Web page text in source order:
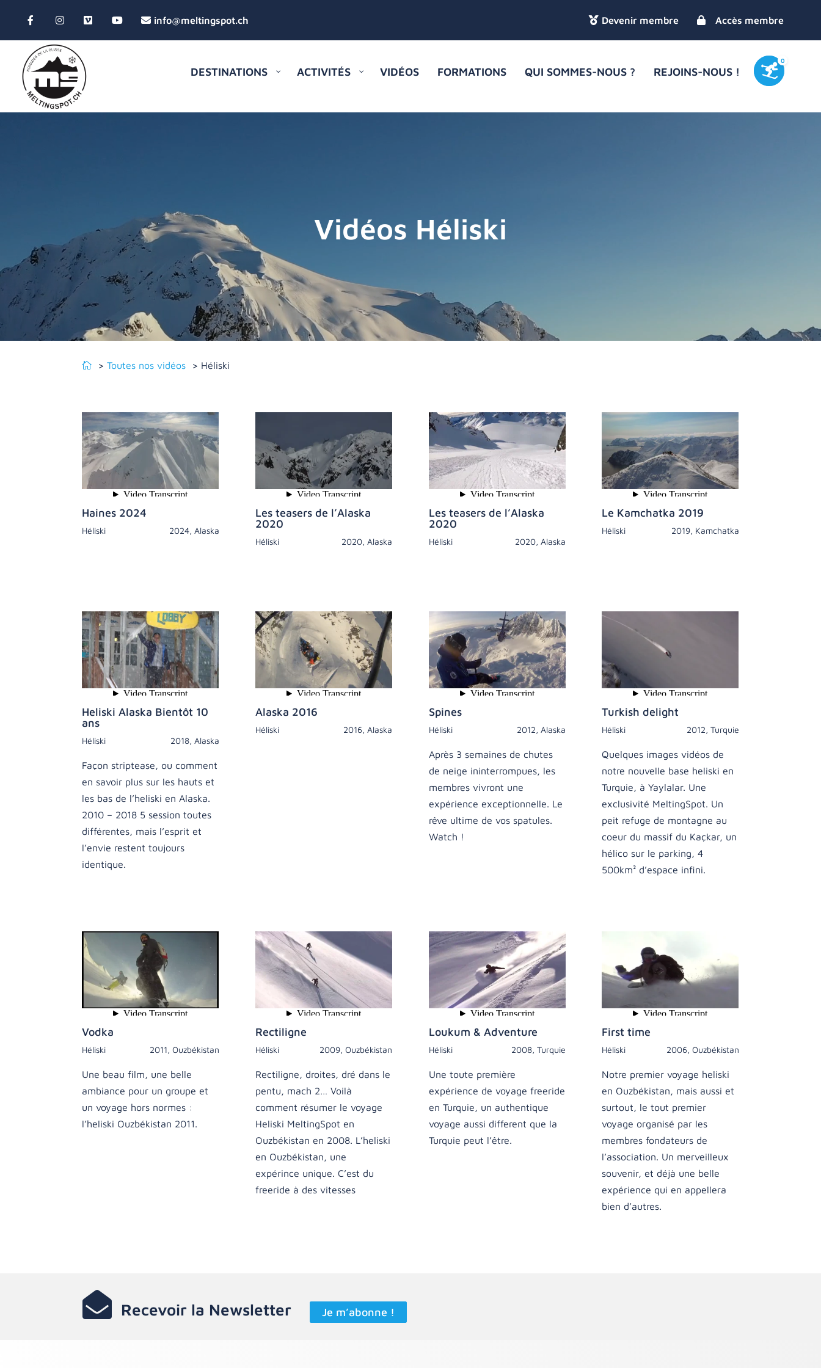
Accès membre
DESTINATIONS ACTIVITÉS VIDÉOS FORMATIONS QUI SOMMES-NOUS ? REJOINS-NOUS !
0
Vidéos Héliski
Toutes nos vidéos Héliski
Haines 2024
Héliski 2024, Alaska
Les teasers de l’Alaska
2020
Héliski 2020,Alaska
Les teasers de l’Alaska
2020
Héliski 2020, Alaska
Le Kamchatka 2019
Héliski 2019, Kamchatka
Heliski Alaska Bientôt 10
ans
Héliski 2018, Alaska
Façon striptease, ou comment
en savoir plus sur les hauts et
les bas de l’heliski en Alaska.
2010 – 2018 5 session toutes
différentes, mais l’esprit et
l’envie restent toujours
identique.
Alaska 2016
Héliski 2016,Alaska
Spines
Héliski 2012, Alaska
Après 3 semaines de chutes
de neige ininterrompues, les
membres vivront une
expérience exceptionnelle. Le
rêve ultime de vos spatules.
Watch !
Turkish delight
Héliski 2012, Turquie
Quelques images vidéos de
notre nouvelle base heliski en
Turquie, à Yaylalar. Une
exclusivité MeltingSpot. Un
peit refuge de montagne au
coeur du massif du Kaçkar, un
hélico sur le parking, 4
500km² d’espace infini.
Vodka
Héliski 2011, Ouzbékistan
Une beau film, une belle
ambiance pour un groupe et
un voyage hors normes :
l’heliski Ouzbékistan 2011.
Rectiligne
Héliski 2009,Ouzbékistan
Rectiligne, droites, dré dans le
pentu, mach 2… Voilà
comment résumer le voyage
Heliski MeltingSpot en
Ouzbékistan en 2008. L’heliski
en Ouzbékistan, une
expérince unique. C’est du
freeride à des vitesses
Loukum & Adventure
Héliski 2008, Turquie
Une toute première
expérience de voyage freeride
en Turquie, un authentique
voyage aussi different que la
Turquie peut l’être.
First time
Héliski 2006, Ouzbékistan
Notre premier voyage heliski
en Ouzbékistan, mais aussi et
surtout, le tout premier
voyage organisé par les
membres fondateurs de
l’association. Un merveilleux
souvenir, et déjà une belle
expérience qui en appellera
bien d’autres.
 Recevoir la Newsletter Je m’abonne !